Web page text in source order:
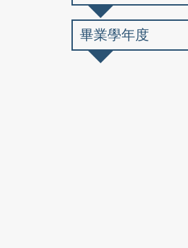
畢業學年度